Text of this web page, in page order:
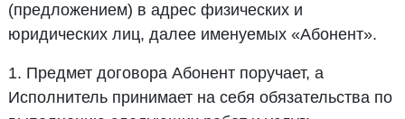
(предложением) в адрес физических и
юридических лиц, далее именуемых «Абонент».
1. Предмет договора Абонент поручает, а
Исполнитель принимает на себя обязательства по